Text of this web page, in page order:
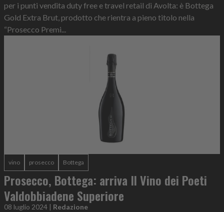
per i punti vendita duty free e travel retail di Avolta: è Bottega
Gold Extra Brut, prodotto che rientra a pieno titolo nella
“Prosecco Premi...
vino prosecco Bottega
Prosecco, Bottega: arriva Il Vino dei Poeti
Valdobbiadene Superiore
08 luglio 2024 | Redazione